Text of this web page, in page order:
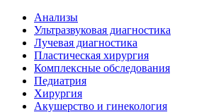
Анализы
Ультразвуковая диагностика
Лучевая диагностика
Пластическая хирургия
Комплексные обследования
Педиатрия
Хирургия
Акушерство и гинекология